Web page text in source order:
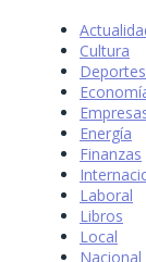
Cultura
Deportes
Energía
Finanzas
Laboral
Libros
Local
Nacional